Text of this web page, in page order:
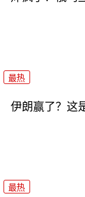
最热
伊朗赢了？这
最热